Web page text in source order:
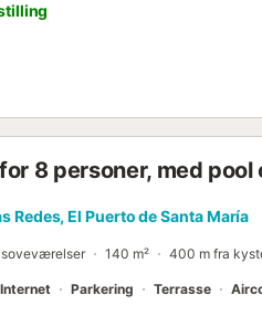
8 personer, med
Redes, El Puerto de Santa María
soveværelser 140 m² 400 m fra
Internet Parkering Terrasse